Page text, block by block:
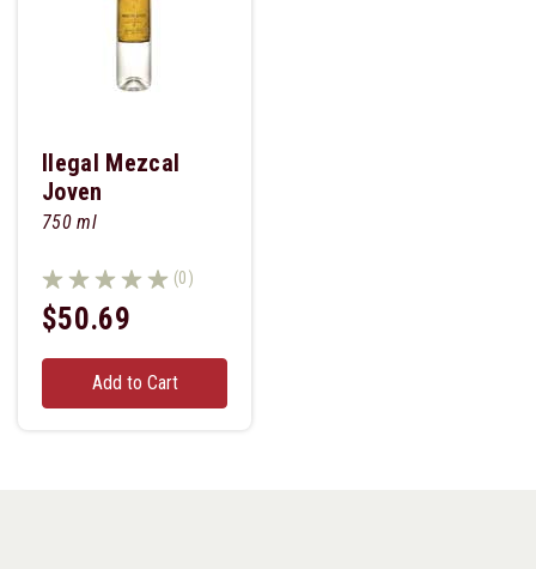
Ilegal Mezcal
Joven
750 ml
(0)
$50.69
Add to Cart